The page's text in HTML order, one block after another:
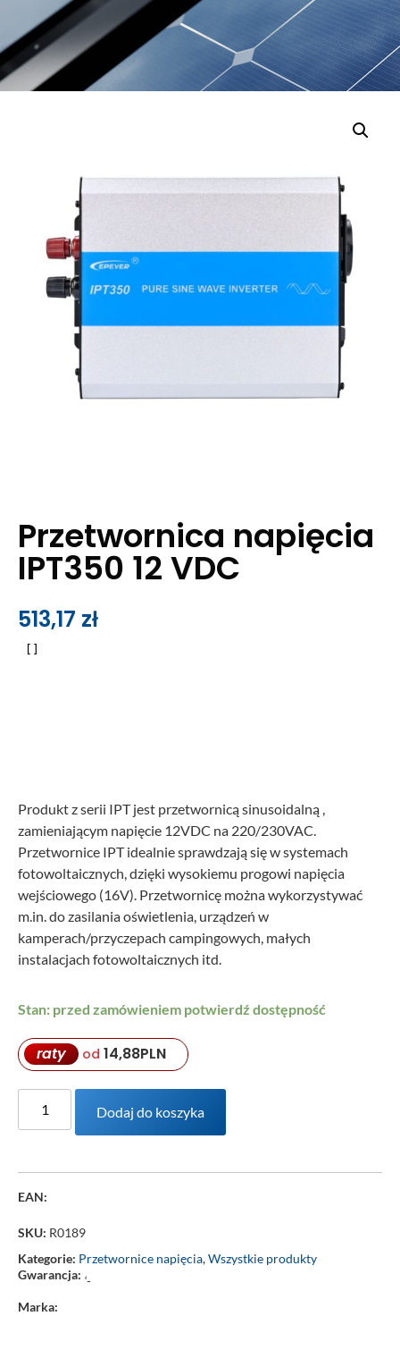
Przetwornica napięcia
IPT350 12 VDC
513,17 zł
Produkt z serii IPT jest przetwornicą sinusoidalną ,
zamieniającym napięcie 12VDC na 220/230VAC.
Przetwornice IPT idealnie sprawdzają się w systemach
fotowoltaicznych, dzięki wysokiemu progowi napięcia
wejściowego (16V). Przetwornicę można wykorzystywać
m.in. do zasilania oświetlenia, urządzeń w
kamperach/przyczepach campingowych, małych
instalacjach fotowoltaicznych itd.
Stan: przed zamówieniem potwierdź dostępność
raty od 14,88PLN
Dodaj do koszyka
EAN:
SKU: R0189
Kategorie: Przetwornice napięcia,Wszystkie produkty
Gwarancja: ‘-
Marka: